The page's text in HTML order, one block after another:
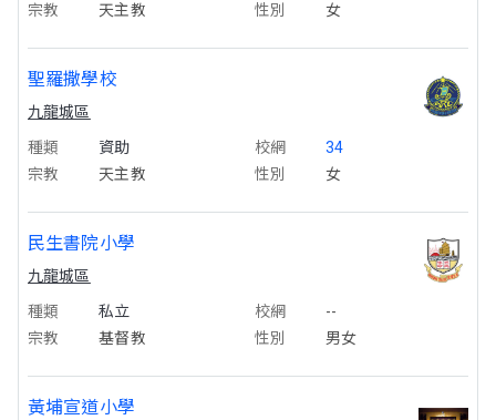
宗教
天主教
性別
女
九龍城區
聖羅撒學校
種類
資助
宗教
天主教
校網
34
性別
女
九龍城區
民生書院小學
種類
私立
宗教
基督教
校網
--
性別
男女
黃埔宣道小學